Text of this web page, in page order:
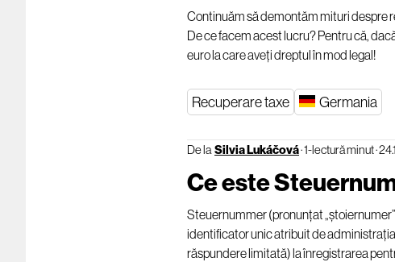
Continuăm să demontăm mituri despre
De ce facem acest lucru? Pentru că,
euro la care aveți dreptul în mod legal!
Recuperare taxe Germania
De laSilvia Lukáčová·1-lectură minut·
Ce este
Steuernummer (pronunțat
identificator unic atribuit de
răspundere limitată) la înregistrarea